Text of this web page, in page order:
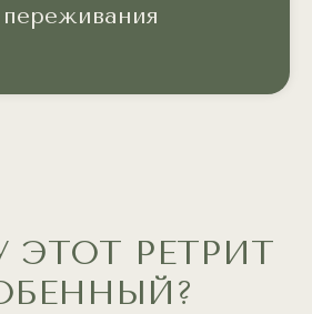
переживания
ЭТОТ РЕТРИТ